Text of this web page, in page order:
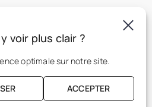
FR
voir plus clair ?
optimale sur notre site.
ACCEPTER